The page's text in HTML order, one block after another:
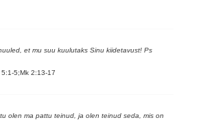
et mu suu kuulutaks Sinu kiidetavust! Ps
5;Mk 2:13-17
olen ma pattu teinud, ja olen teinud seda, mis on